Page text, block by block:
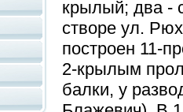
крылый; два -
створе ул.
построен 11-
2-крылым
балки, у